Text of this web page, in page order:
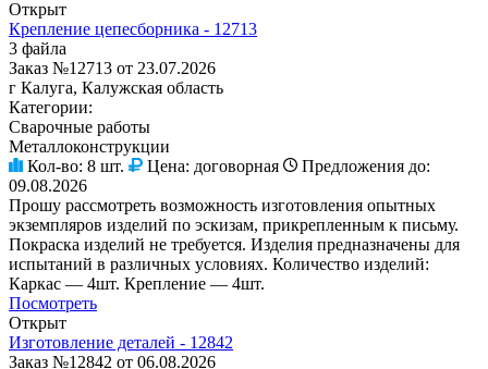
Открыт
Крепление цепесборника - 12713
3 файла
Заказ №12713 от 23.07.2026
г Калуга, Калужская область
Категории:
Сварочные работы
Металлоконструкции
Кол-во: 8 шт. Цена: договорная
Предложения до:
09.08.2026
Прошу рассмотреть возможность изготовления опытных
экземпляров изделий по эскизам, прикрепленным к письму.
Покраска изделий не требуется. Изделия предназначены для
испытаний в различных условиях. Количество изделий:
Каркас — 4шт. Крепление — 4шт.
Посмотреть
Открыт
Изготовление деталей - 12842
Заказ №12842 от 06.08.2026